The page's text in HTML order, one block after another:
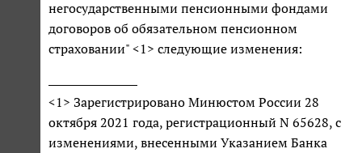
негосударственными пенсионными фондами
договоров об обязательном пенсионном
страховании" <1> следующие изменения:
<1> Зарегистрировано Минюстом России 28
октября 2021 года, регистрационный N 65628, с
изменениями, внесенными Указанием Банка